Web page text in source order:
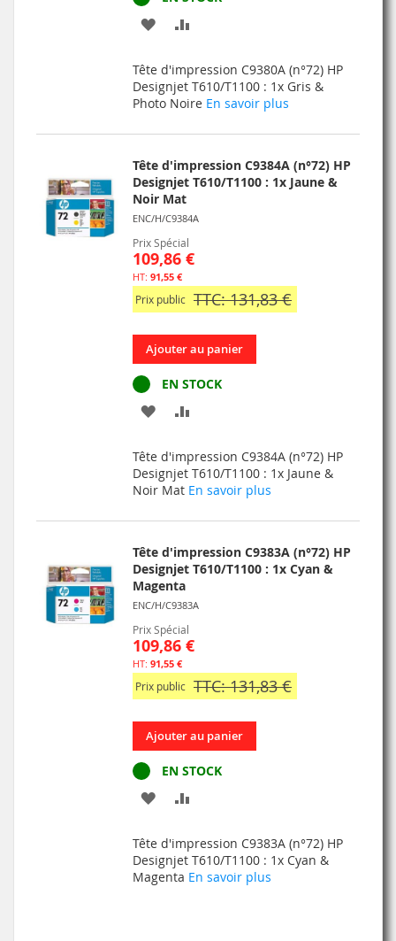
AJOUTER
MA
COMPARATEUR
Tête d'impression C9380A (n°72) HP
Designjet T610/T1100 : 1x Gris &
Photo Noire En savoir plus
Tête d'impression C9384A (n°72) HP
Designjet T610/T1100 : 1x Jaune &
Noir Mat
ENC/H/C9384A
Prix Spécial
109,86 €
91,55 €
Prix public TTC: 131,83 €
Ajouter au panier
EN STOCK
AJOUTER
MA
COMPARATEUR
Tête d'impression C9384A (n°72) HP
Designjet T610/T1100 : 1x Jaune &
Noir Mat En savoir plus
Tête d'impression C9383A (n°72) HP
Designjet T610/T1100 : 1x Cyan &
Magenta
ENC/H/C9383A
Prix Spécial
109,86 €
91,55 €
Prix public TTC: 131,83 €
Ajouter au panier
EN STOCK
AJOUTER
MA
LISTE
COMPARATEUR
Tête d'impression C9383A (n°72) HP
Designjet T610/T1100 : 1x Cyan &
Magenta En savoir plus